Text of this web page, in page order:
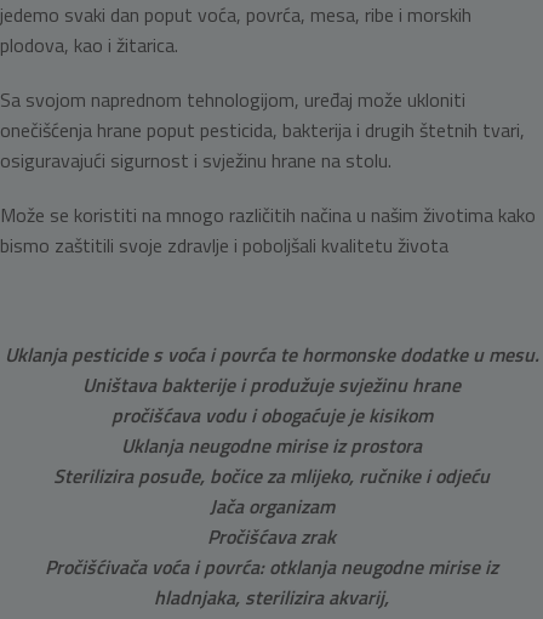
jedemo svaki dan poput voća, povrća, mesa, ribe i morskih
plodova, kao i žitarica.
Sa svojom naprednom tehnologijom, uređaj može ukloniti
onečišćenja hrane poput pesticida, bakterija i drugih štetnih tvari,
osiguravajući sigurnost i svježinu hrane na stolu.
Može se koristiti na mnogo različitih načina u našim životima kako
bismo zaštitili svoje zdravlje i poboljšali kvalitetu života
Uklanja pesticide s voća i povrća te hormonske dodatke u mesu.
Uništava bakterije i produžuje svježinu hrane
pročišćava vodu i obogaćuje je kisikom
Uklanja neugodne mirise iz prostora
Sterilizira posuđe, bočice za mlijeko, ručnike i odjeću
Jača organizam
Pročišćava zrak
Pročišćivača voća i povrća: otklanja neugodne mirise iz
hladnjaka, sterilizira akvarij,